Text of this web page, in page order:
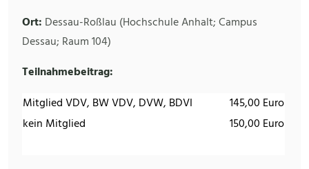
Ort: Dessau-Roßlau (Hochschule Anhalt; Campus
Dessau; Raum 104)
Teilnahmebeitrag:
Mitglied VDV, BW VDV, DVW, BDVI
145,00 Euro
kein Mitglied
150,00 Euro